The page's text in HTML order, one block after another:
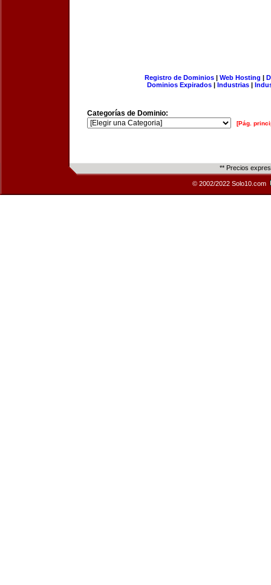
Registro de Dominios| Web Hosting |
Dominios Expirados | Industrias |
Categorías de Dominio:
[Pág.
** Precios
© 2002/2022 Solo10.com